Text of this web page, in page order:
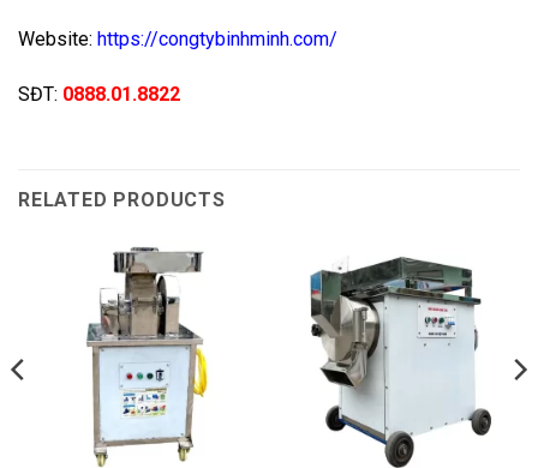
Website: https://congtybinhminh.com/
SĐT: 0888.01.8822
RELATED PRODUCTS